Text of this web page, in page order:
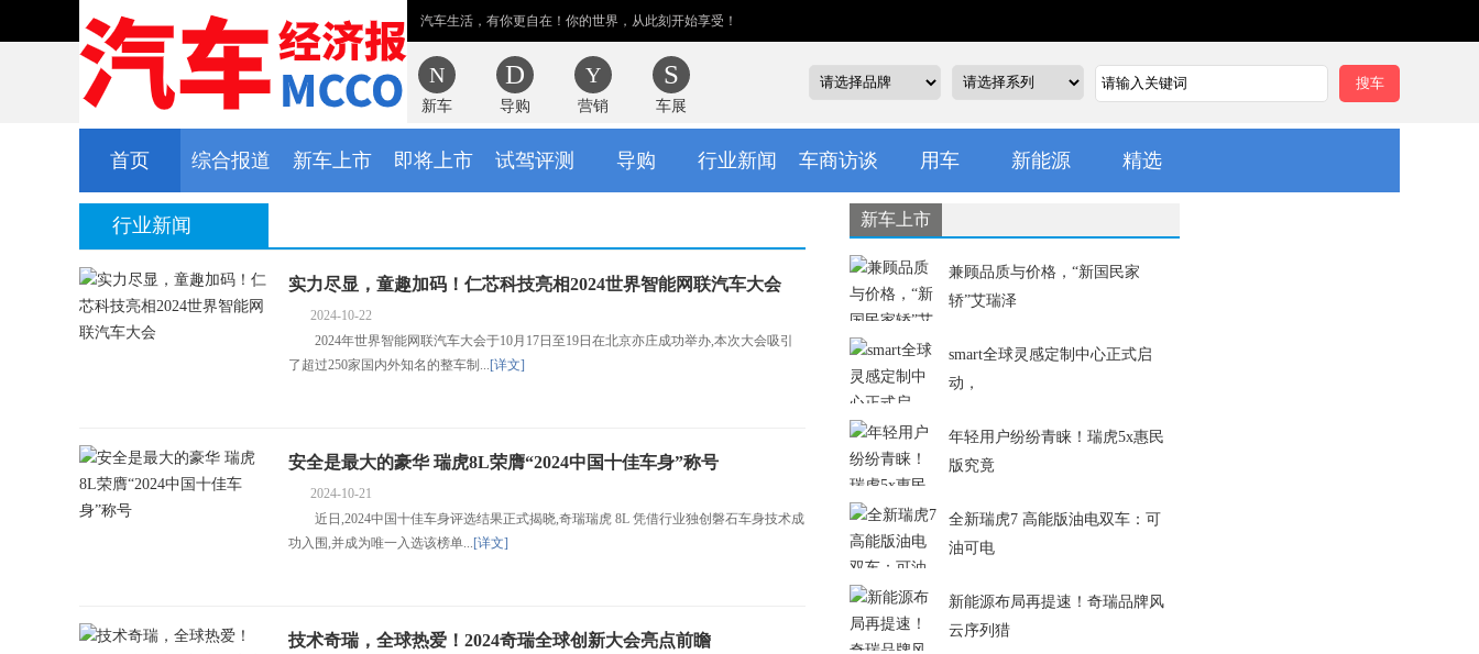
汽车生活，有你更自在！你的世界，从此刻开始享受！
新车 导购 营销 车展
首页 综合报道 新车上市 即将上市 试驾评测 导购 行业新闻 车商访谈 用车 新能源 精选
行业新闻
实力尽显，童趣加码！仁芯科技亮相2024世界智能网联汽车大会
2024-10-22
2024年世界智能网联汽车大会于10月17日至19日在北京亦庄成功举办,本次大会吸引
了超过250家国内外知名的整车制...[详文]
安全是最大的豪华 瑞虎8L荣膺“2024中国十佳车身”称号
2024-10-21
近日,2024中国十佳车身评选结果正式揭晓,奇瑞瑞虎 8L 凭借行业独创磐石车身技术成
功入围,并成为唯一入选该榜单...[详文]
技术奇瑞，全球热爱！2024奇瑞全球创新大会亮点前瞻
新车上市
兼顾品质与价格，“新国民家
轿”艾瑞泽
smart全球灵感定制中⼼正式启
动，
年轻用户纷纷青睐！瑞虎5x惠民
版究竟
全新瑞虎7 高能版油电双车：可
油可电
新能源布局再提速！奇瑞品牌风
云序列猎